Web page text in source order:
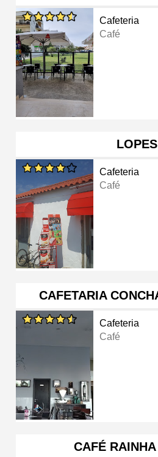
Cafeteria
Café
LOPES
Cafeteria
Café
CAFETARIA
Cafeteria
Café
CAFÉ